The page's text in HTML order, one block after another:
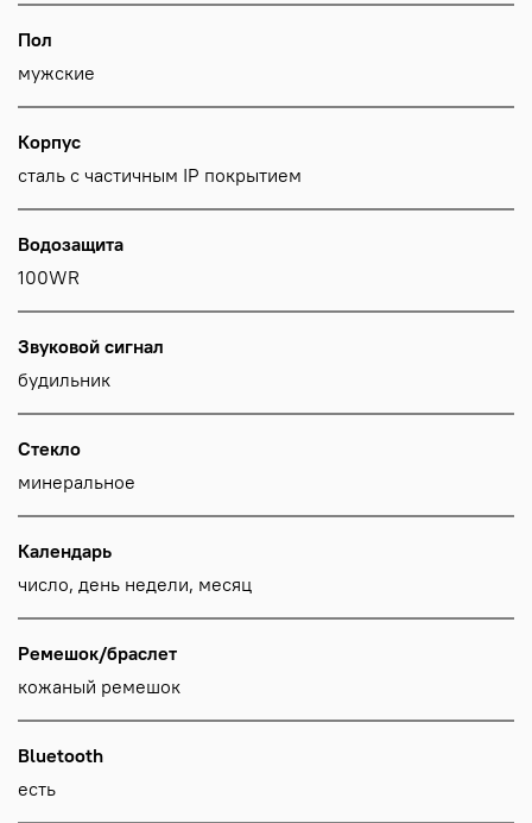
Пол
мужские
Корпус
сталь с частичным IP покрытием
Водозащита
100WR
Звуковой сигнал
будильник
Стекло
минеральное
Календарь
число, день недели, месяц
Ремешок/браслет
кожаный ремешок
Bluetooth
есть